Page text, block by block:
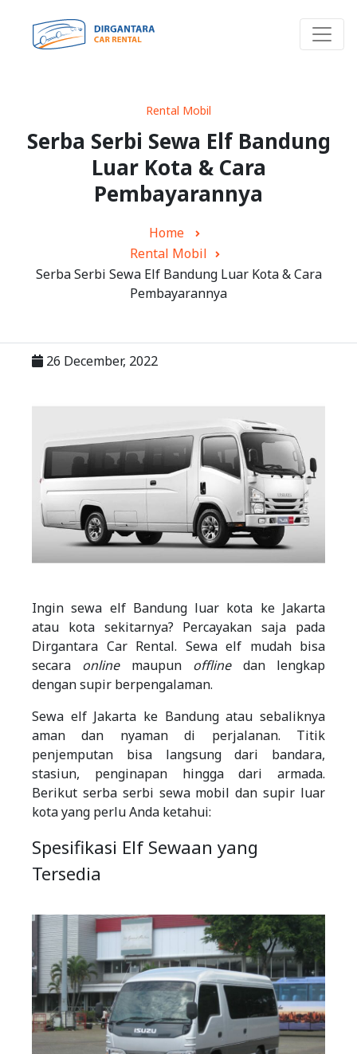
Rental Mobil
Serba Serbi Sewa Elf Bandung
Luar Kota & Cara
Pembayarannya
Home
Rental Mobil
Serba Serbi Sewa Elf Bandung Luar Kota & Cara
Pembayarannya
26 December, 2022
Ingin sewa elf Bandung luar kota ke Jakarta
atau kota sekitarnya? Percayakan saja pada
Dirgantara Car Rental. Sewa elf mudah bisa
secara online maupun offline dan lengkap
dengan supir berpengalaman.
Sewa elf Jakarta ke Bandung atau sebaliknya
aman dan nyaman di perjalanan. Titik
penjemputan bisa langsung dari bandara,
stasiun, penginapan hingga dari armada.
Berikut serba serbi sewa mobil dan supir luar
kota yang perlu Anda ketahui:
Spesifikasi Elf Sewaan yang
Tersedia